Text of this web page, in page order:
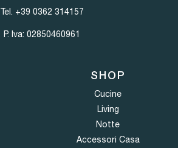
Tel. +39 0362 314157
P. Iva: 02850460961
SHOP
Cucine
Living
Notte
Accessori Casa